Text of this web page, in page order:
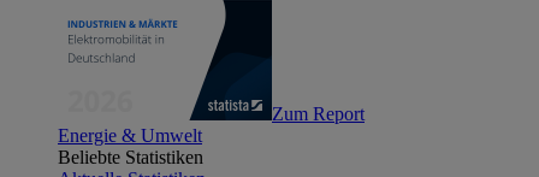
Zum Report
Energie & Umwelt
Beliebte Statistiken